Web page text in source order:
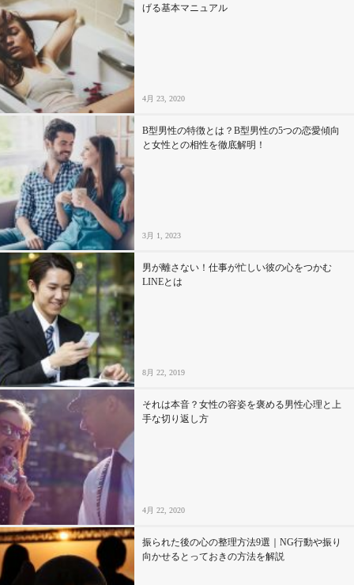
占い・診断
ファッション・美容
グルメ
趣味・旅行
セックスライフ
不倫・だめ男
感動
心の処方箋
カルチャー・トレンド・芸能
驚き
げる基本マニュアル
4月 23, 2020
B型男性の特徴とは？B型男性の5つの恋愛傾向
と女性との相性を徹底解明！
3月 1, 2023
男が離さない！仕事が忙しい彼の心をつかむ
LINEとは
8月 22, 2019
それは本音？女性の容姿を褒める男性心理と上
手な切り返し方
4月 22, 2020
振られた後の心の整理方法9選｜NG行動や振り
向かせるとっておきの方法を解説